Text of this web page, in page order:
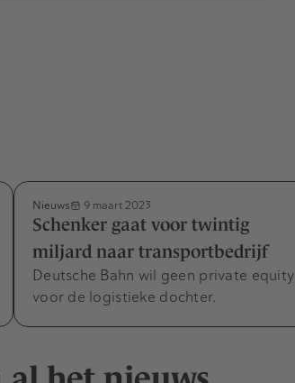
Nieuws 9 maart 2023
Schenker gaat voor twintig
miljard naar transportbedrijf
Deutsche Bahn wil geen private equity
voor de logistieke dochter.